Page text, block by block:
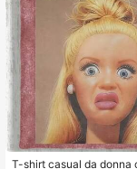
4.68 66
4.68 66
4.68 66
T-shirt casual da donna